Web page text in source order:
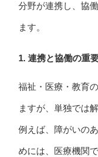
分野が連携し、協
ます。
1.連携と協働の重
福祉・医療・教育
ますが、単独では
例えば、障がいの
めには、医療機関